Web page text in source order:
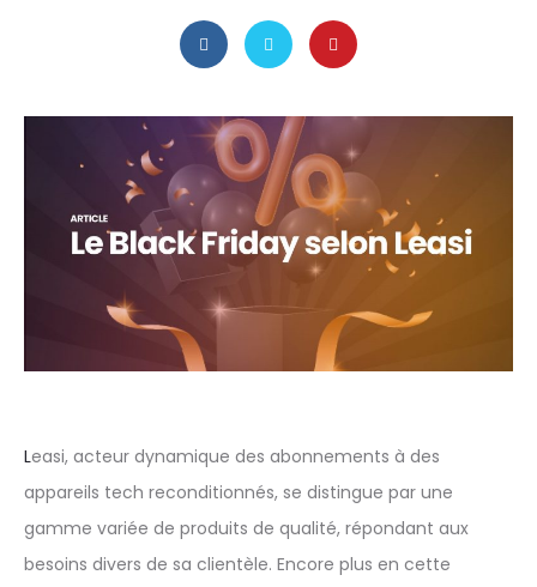
Leasi, acteur dynamique des abonnements à des
appareils tech reconditionnés, se distingue par une
gamme variée de produits de qualité, répondant aux
besoins divers de sa clientèle. Encore plus en cette